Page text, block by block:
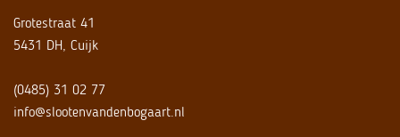
Grotestraat 41
5431 DH, Cuijk
(0485) 31 02 77
info@slootenvandenbogaart.nl